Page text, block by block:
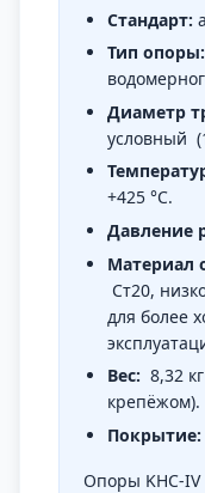
Стандарт:
Тип опоры:
Диаметр
условный
+425 °C.
Давление
Материал
Ст20,
для более
Вес: 8,32
крепёжом).
Покрытие:
Опоры KHC-